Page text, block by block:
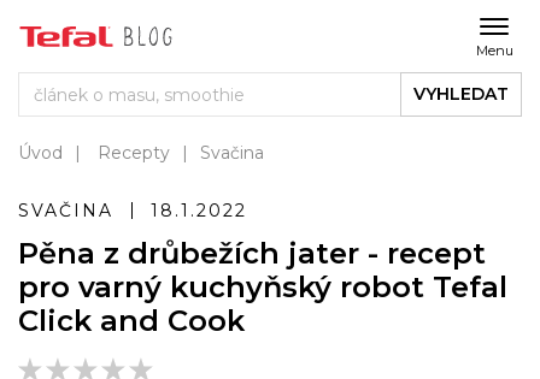
Menu
VYHLEDAT
Úvod Recepty Svačina
SVAČINA 18.1.2022
Pěna z drůbežích jater - recept
pro varný kuchyňský robot Tefal
Click and Cook